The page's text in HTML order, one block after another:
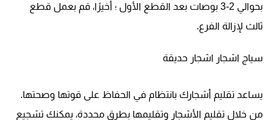
بحوالي 2-3 بوصات بعد القطع الأول ؛ أخيرًا، قم بعمل قطع
ثالث لإزالة الفرع.
سياج اشجار اشجار حديقة
يساعد تقليم أشجارك بانتظام في الحفاظ على قوتها وصحتها.
من خلال تقليم الأشجار وتقليمها بطرق محددة، يمكنك تشجيع